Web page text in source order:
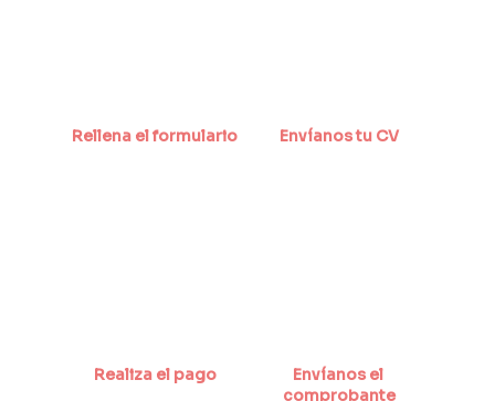
Rellena el formulario Envíanos tu CV
Realiza el pago
Envíanos el
comprobante